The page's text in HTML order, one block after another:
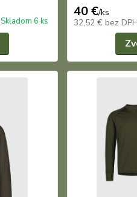
Skladom 6 ks
40 €/ks
32,52 € bez DPH